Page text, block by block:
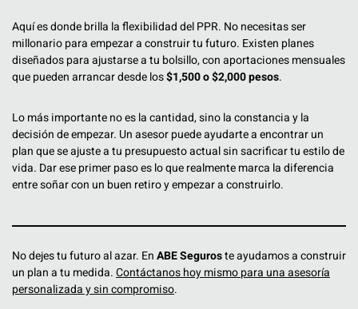
Aquí es donde brilla la flexibilidad del PPR. No necesitas ser
millonario para empezar a construir tu futuro. Existen planes
diseñados para ajustarse a tu bolsillo, con aportaciones mensuales
que pueden arrancar desde los$1,500 o $2,000 pesos.
Lo más importante no es la cantidad, sino la constancia y la
decisión de empezar. Un asesor puede ayudarte a encontrar un
plan que se ajuste a tu presupuesto actual sin sacrificar tu estilo de
vida. Dar ese primer paso es lo que realmente marca la diferencia
entre soñar con un buen retiro y empezar a construirlo.
No dejes tu futuro al azar. EnABE Seguroste ayudamos a construir
un plan a tu medida.Contáctanos hoy mismo para una asesoría
personalizada y sin compromiso.